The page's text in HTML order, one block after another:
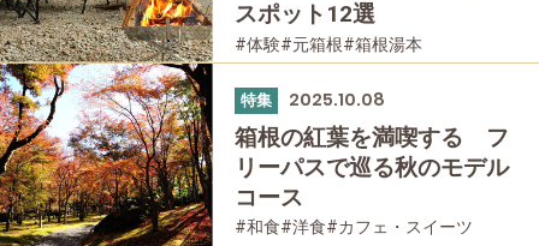
スポット12選
#体験#元箱根#箱根湯本
#箱根フリーパス#家族で
#公園・自然#母と娘で
特集 2025.10.08
箱根の紅葉を満喫する フ
リーパスで巡る秋のモデル
コース
#和食#洋食#カフェ・スイーツ